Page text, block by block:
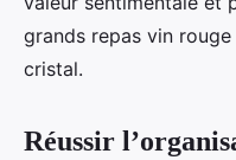
grands repas vin
cristal.
Réussir